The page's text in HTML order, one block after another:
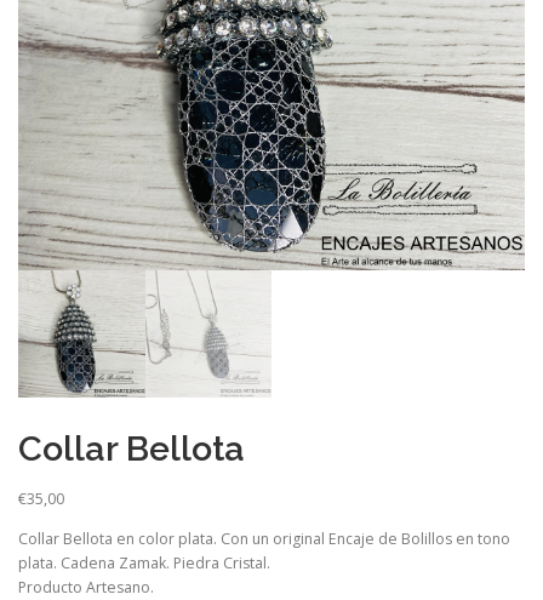
Collar Bellota
€35,00
Collar Bellota en color plata. Con un original Encaje de Bolillos en tono
plata. Cadena Zamak. Piedra Cristal.
Producto Artesano.